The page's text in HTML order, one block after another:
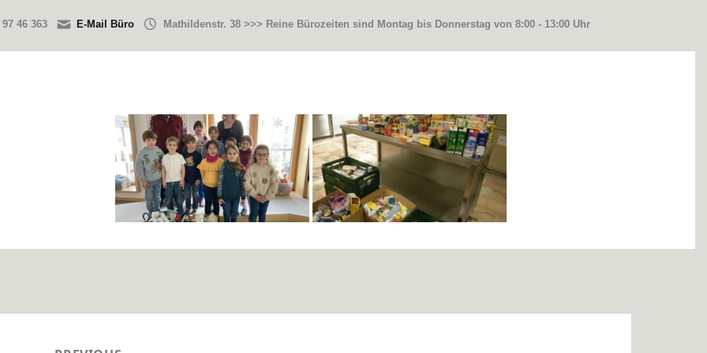
46 363 E-Mail Büro Mathildenstr. 38 >>> Reine Bürozeiten sind Montag bis Donnerstag von 8:00 - 13:00 Uhr